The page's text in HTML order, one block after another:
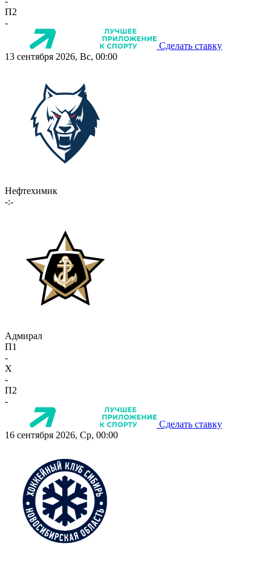
П2
-
Сделать ставку
13 сентября 2026, Вс, 00:00
Нефтехимик
-:-
Адмирал
П1
-
X
-
П2
-
Сделать ставку
16 сентября 2026, Ср, 00:00